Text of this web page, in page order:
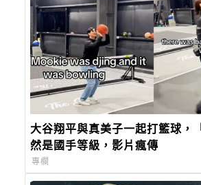
大谷翔平與真美子一起打籃球，
然是國手等級，影片瘋傳
專欄